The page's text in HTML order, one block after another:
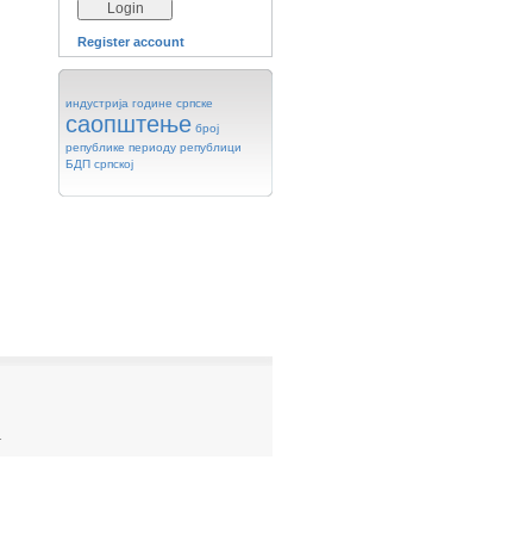
Register account
индустрија године српске
саопштење број
републике периоду републици
БДП српској